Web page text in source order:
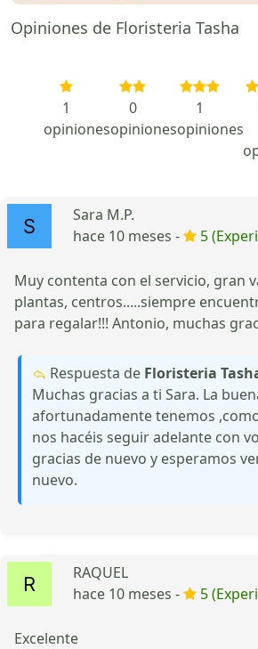
Opiniones de Floristeria Tasha
1
opiniones
0
opiniones
1
opiniones
Sara M.P.
hace 10 meses -
5
Muy contenta con el servicio, gran
plantas, centros.....siempre
para regalar!!! Antonio, muchas
Respuesta de Floristeria
Muchas gracias a ti Sara. La
afortunadamente tenemos
nos hacéis seguir adelante con
gracias de nuevo y esperamos
nuevo.
RAQUEL
hace 10 meses -
5
Excelente